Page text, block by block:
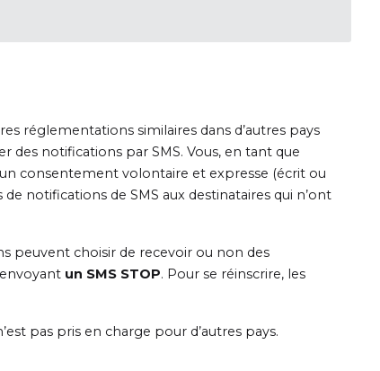
réglementations similaires dans d’autres pays
des notifications par SMS. Vous, en tant que
consentement volontaire et expresse (écrit ou
notifications de SMS aux destinataires qui n’ont
peuvent choisir de recevoir ou non des
un SMS STOP. Pour se réinscrire, les
pas pris en charge pour d’autres pays.